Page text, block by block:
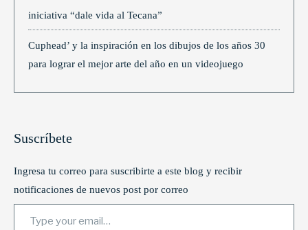
iniciativa “dale vida al Tecana”
Cuphead’ y la inspiración en los dibujos de los años 30
para lograr el mejor arte del año en un videojuego
Suscríbete
Ingresa tu correo para suscribirte a este blog y recibir
notificaciones de nuevos post por correo
Type your email…